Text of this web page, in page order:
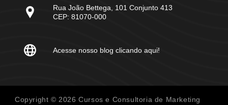
Rua João Bettega, 101 Conjunto 413
CEP: 81070-000
Acesse nosso blog clicando aqui!
Copyright © 2026 Cursos e Consultoria de Marketing